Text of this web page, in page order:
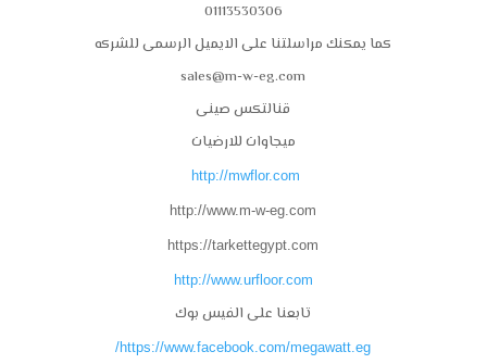
01113530306
كما يمكنك مراسلتنا على الايميل الرسمى للشركه
sales@m-w-eg.com
قنالتكس صينى
ميجاوات للارضيات
http://mwflor.com
http://www.m-w-eg.com
https://tarkettegypt.com
http://www.urfloor.com
تابعنا على الفيس بوك
https://www.facebook.com/megawatt.eg/